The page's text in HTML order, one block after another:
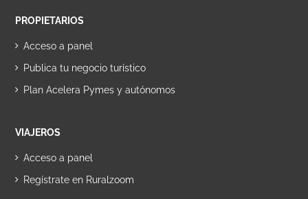
PROPIETARIOS
Acceso a panel
Publica tu negocio turístico
Plan Acelera Pymes y autónomos
VIAJEROS
Acceso a panel
Regístrate en Ruralzoom